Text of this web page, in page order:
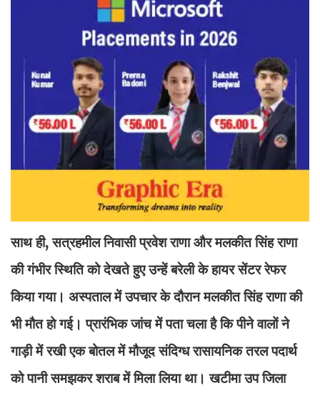
साथ ही, सत्रहमील निवासी प्रवेश राणा और मलकीत सिंह राणा
की गंभीर स्थिति को देखते हुए उन्हें बरेली के हायर सेंटर रेफर
किया गया। अस्पताल में उपचार के दौरान मलकीत सिंह राणा की
भी मौत हो गई। प्रारंभिक जांच में पता चला है कि पीने वालों ने
गाड़ी में रखी एक बोतल में मौजूद संदिग्ध रासायनिक तरल पदार्थ
को पानी समझकर शराब में मिला लिया था। खटीमा उप जिला